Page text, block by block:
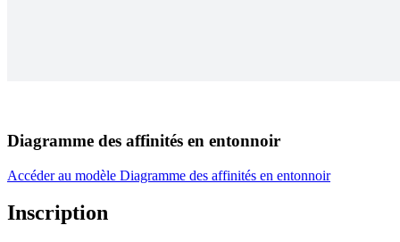
Diagramme des affinités en entonnoir
Accéder au modèle Diagramme des affinités en entonnoir
Inscription